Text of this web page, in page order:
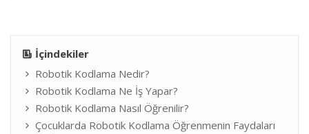
İçindekiler
Robotik Kodlama Nedir?
Robotik Kodlama Ne İş Yapar?
Robotik Kodlama Nasıl Öğrenilir?
Çocuklarda Robotik Kodlama Öğrenmenin Faydaları